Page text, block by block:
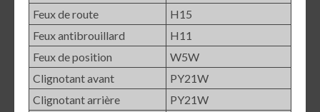
Feux de route
H15
Feux antibrouillard
H11
Feux de position
W5W
Clignotant avant
PY21W
Clignotant arrière
PY21W